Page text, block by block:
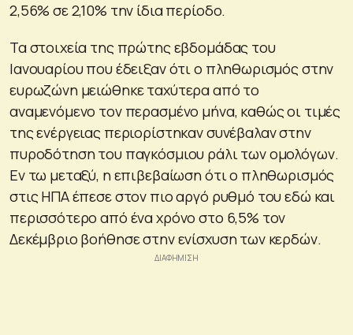
2,56% σε 2,10% την ίδια περίοδο.
Τα στοιχεία της πρώτης εβδομάδας του
Ιανουαρίου που έδειξαν ότι ο πληθωρισμός στην
ευρωζώνη μειώθηκε ταχύτερα από το
αναμενόμενο τον περασμένο μήνα, καθώς οι τιμές
της ενέργειας περιορίστηκαν συνέβαλαν στην
πυροδότηση του παγκόσμιου ράλι των ομολόγων.
Εν τω μεταξύ, η επιβεβαίωση ότι ο πληθωρισμός
στις ΗΠΑ έπεσε στον πιο αργό ρυθμό του εδώ και
περισσότερο από ένα χρόνο στο 6,5% τον
Δεκέμβριο βοήθησε στην ενίσχυση των κερδών.